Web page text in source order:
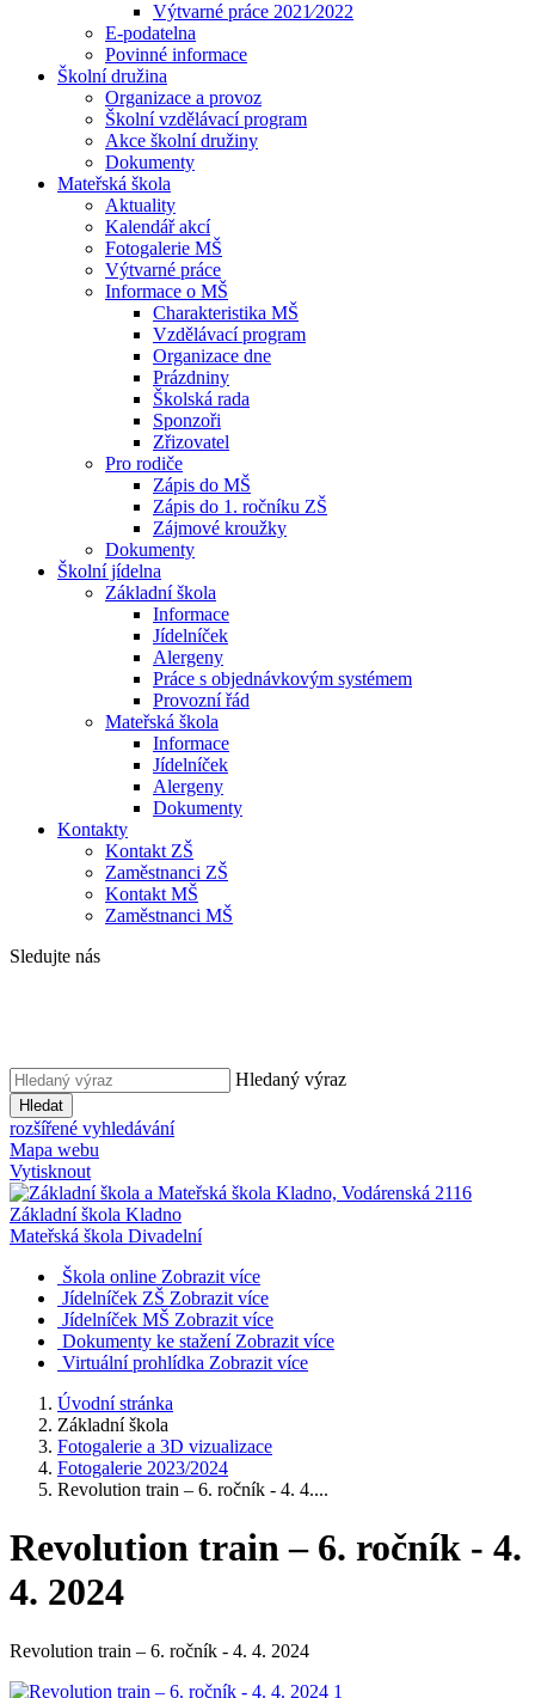
Výtvarné práce 2021⁄2022
E-podatelna
Povinné informace
Školní družina
Organizace a provoz
Školní vzdělávací program
Akce školní družiny
Dokumenty
Mateřská škola
Aktuality
Kalendář akcí
Fotogalerie MŠ
Výtvarné práce
Informace o MŠ
Charakteristika MŠ
Vzdělávací program
Organizace dne
Prázdniny
Školská rada
Sponzoři
Zřizovatel
Pro rodiče
Zápis do MŠ
Zápis do 1. ročníku ZŠ
Zájmové kroužky
Dokumenty
Školní jídelna
Základní škola
Informace
Jídelníček
Alergeny
Práce s objednávkovým systémem
Provozní řád
Mateřská škola
Informace
Jídelníček
Alergeny
Dokumenty
Kontakty
Kontakt ZŠ
Zaměstnanci ZŠ
Kontakt MŠ
Zaměstnanci MŠ
Sledujte nás
Hledaný výraz
Hledat
rozšířené vyhledávání
Mapa webu
Vytisknout
Základní škola Kladno
Mateřská škola Divadelní
Škola online Zobrazit více
Jídelníček ZŠ Zobrazit více
Jídelníček MŠ Zobrazit více
Dokumenty ke stažení Zobrazit více
Virtuální prohlídka Zobrazit více
Úvodní stránka
Základní škola
Fotogalerie a 3D vizualizace
Fotogalerie 2023/2024
Revolution train – 6. ročník - 4. 4....
Revolution train – 6. ročník - 4.
4. 2024
Revolution train – 6. ročník - 4. 4. 2024